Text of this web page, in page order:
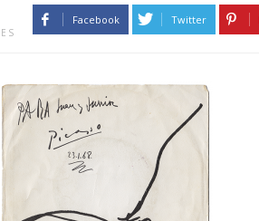
Facebook Twitter